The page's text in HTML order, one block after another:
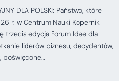
DLA POLSKI: Państwo, które
r. w Centrum Nauki Kopernik
trzecia edycja Forum Idee dla
liderów biznesu, decydentów,
poświęcone…